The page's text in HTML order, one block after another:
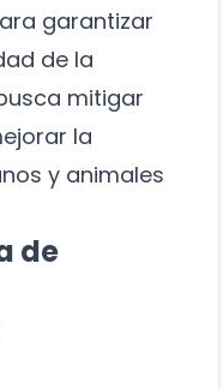
garantizar
de la
mitigar
la
y animales
de